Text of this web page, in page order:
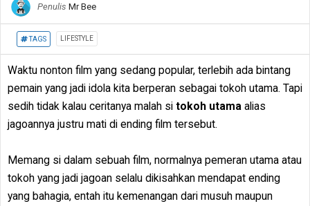
Penulis Mr Bee
TAGS LIFESTYLE
Waktu nonton film yang sedang popular, terlebih ada bintang
pemain yang jadi idola kita berperan sebagai tokoh utama. Tapi
sedih tidak kalau ceritanya malah si tokoh utama alias
jagoannya justru mati di ending film tersebut.
Memang si dalam sebuah film, normalnya pemeran utama atau
tokoh yang jadi jagoan selalu dikisahkan mendapat ending
yang bahagia, entah itu kemenangan dari musuh maupun